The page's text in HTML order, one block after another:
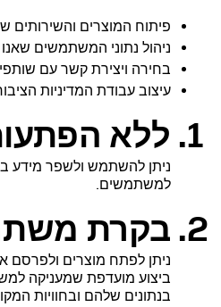
פיתוח המוצרים והשירותים
ניהול נתוני המשתמשים
בחירה ויצירת קשר עם
עיצוב עבודת המדיניות
ללא
ניתן להשתמש ולשפר מידע
למשתמשים.
בקרת
ניתן לפתח מוצרים ולפרסם
ביצוע מועדפת שמעניקה
בנתונים שלהם ובחוויות